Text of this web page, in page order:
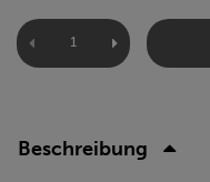
Beschreibung